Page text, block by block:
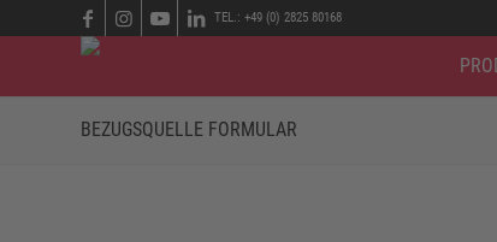
TEL.: +49 (0) 2825 80168
BEZUGSQUELLE FORMULAR